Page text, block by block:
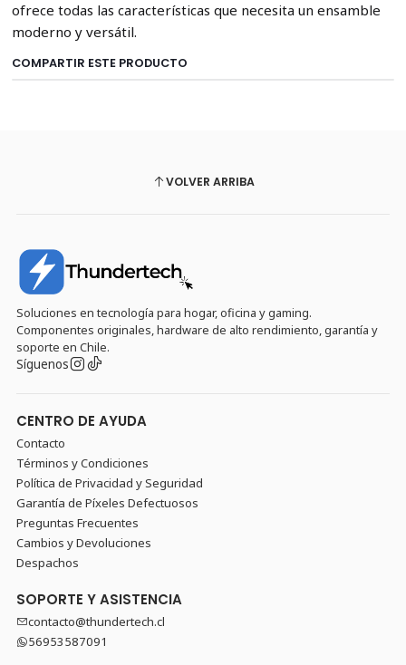
ofrece todas las características que necesita un ensamble
moderno y versátil.
COMPARTIR ESTE PRODUCTO
VOLVER ARRIBA
Soluciones en tecnología para hogar, oficina y gaming.
Componentes originales, hardware de alto rendimiento, garantía y
soporte en Chile.
Síguenos
CENTRO DE AYUDA
Contacto
Términos y Condiciones
Política de Privacidad y Seguridad
Garantía de Píxeles Defectuosos
Preguntas Frecuentes
Cambios y Devoluciones
Despachos
SOPORTE Y ASISTENCIA
contacto@thundertech.cl
56953587091